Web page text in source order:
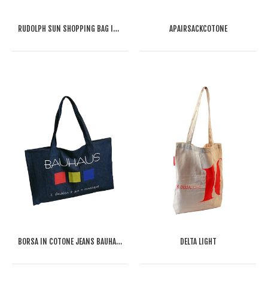
RUDOLPH SUN SHOPPING BAG IN COTONE APAIRSACKCOTONE
BORSA IN COTONE JEANS BAUHAUS DELTA LIGHT